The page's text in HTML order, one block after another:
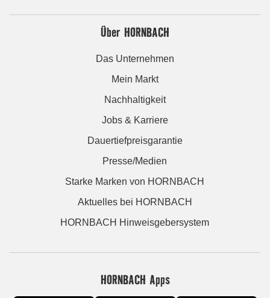
Über HORNBACH
Das Unternehmen
Mein Markt
Nachhaltigkeit
Jobs & Karriere
Dauertiefpreisgarantie
Presse/Medien
Starke Marken von HORNBACH
Aktuelles bei HORNBACH
HORNBACH Hinweisgebersystem
HORNBACH Apps